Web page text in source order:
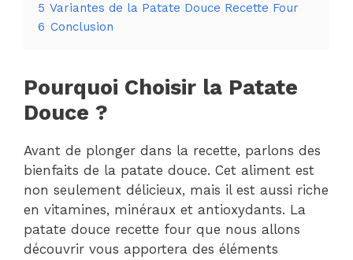
5 Variantes de la Patate Douce Recette Four
6 Conclusion
Pourquoi Choisir la Patate
Douce ?
Avant de plonger dans la recette, parlons des
bienfaits de la patate douce. Cet aliment est
non seulement délicieux, mais il est aussi riche
en vitamines, minéraux et antioxydants. La
patate douce recette four que nous allons
découvrir vous apportera des éléments